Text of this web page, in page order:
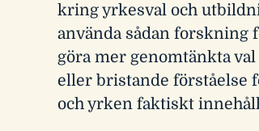
kring yrkesval och
använda sådan forskning
göra mer genomtänkta
eller bristande förståelse
och yrken faktiskt